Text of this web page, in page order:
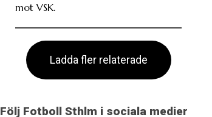
mot VSK.
Ladda fler relaterade
Följ Fotboll Sthlm i sociala medier